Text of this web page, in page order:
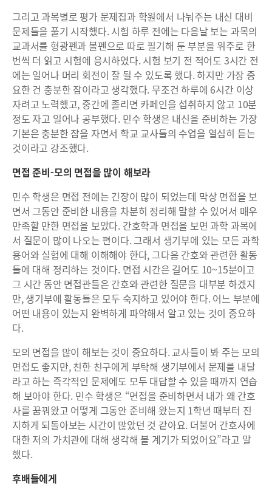
그리고 과목별로 평가 문제집과 학원에서 나눠주는 내신 대비
문제들을 풀기 시작했다. 시험 하루 전에는 다음날 보는 과목의
교과서를 형광펜과 볼펜으로 따로 필기해 둔 부분을 위주로 한
번씩 더 읽고 시험에 응시하였다. 시험 보기 전 적어도 3시간 전
에는 일어나 머리 회전이 잘 될 수 있도록 했다. 하지만 가장 중
요한 건 충분한 잠이라고 생각했다. 무조건 하루에 6시간 이상
자려고 노력했고, 중간에 졸리면 카페인을 섭취하지 않고 10분
정도 자고 일어나 공부했다. 민수 학생은 내신을 준비하는 가장
기본은 충분한 잠을 자면서 학교 교사들의 수업을 열심히 듣는
것이라고 강조했다.
면접 준비-모의 면접을 많이 해보라
민수 학생은 면접 전에는 긴장이 많이 되었는데 막상 면접을 보
면서 그동안 준비한 내용을 차분히 정리해 말할 수 있어서 매우
만족할 만한 면접을 보았다. 간호학과 면접을 보면 과학 과목에
서 질문이 많이 나오는 편이다. 그래서 생기부에 있는 모든 과학
용어와 실험에 대해 이해해야 한다, 그다음 간호와 관련한 활동
들에 대해 정리하는 것이다. 면접 시간은 길어도 10~15분이고
그 시간 동안 면접관들은 간호와 관련한 질문을 대부분 하겠지
만, 생기부에 활동들은 모두 숙지하고 있어야 한다. 어느 부분에
어떤 내용이 있는지 완벽하게 파악해서 알고 있는 것이 중요하
다.
모의 면접을 많이 해보는 것이 중요하다. 교사들이 봐 주는 모의
면접도 좋지만, 친한 친구에게 부탁해 생기부에서 문제를 내달
라고 하는 즉각적인 문제에도 모두 대답할 수 있을 때까지 연습
해 보아야 한다. 민수 학생은 “면접을 준비하면서 내가 왜 간호
사를 꿈꿔왔고 어떻게 그동안 준비해 왔는지 1학년 때부터 진
지하게 되돌아보는 시간이 많았던 것 같아요. 더불어 간호사에
대한 저의 가치관에 대해 생각해 볼 계기가 되었어요”라고 말
했다.
후배들에게